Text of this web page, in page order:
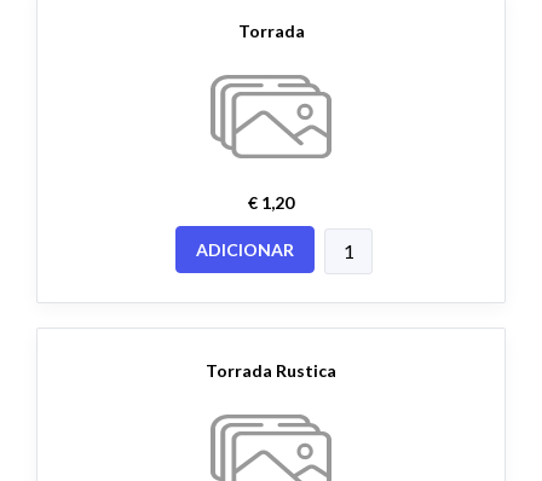
Torrada
€ 1,20
ADICIONAR
Torrada Rustica